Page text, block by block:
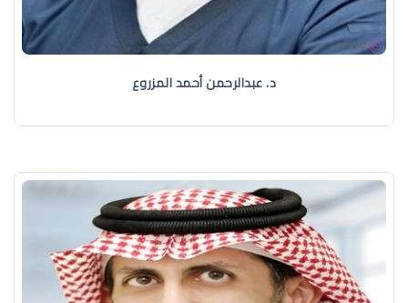
د. عبدالرحمن أحمد المزروع